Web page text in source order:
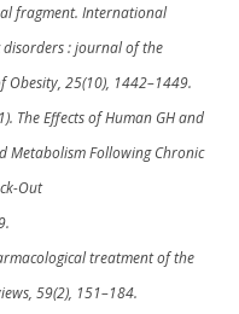
fragment. International
: journal of the
25(10), 1442–1449.
The Effects of Human GH and
Metabolism Following Chronic
Out
treatment of the
59(2), 151–184.